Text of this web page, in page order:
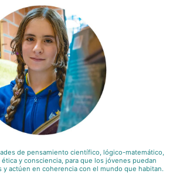
de pensamiento científico, lógico-matemático,
y consciencia, para que los jóvenes puedan
y actúen en coherencia con el mundo que habitan.